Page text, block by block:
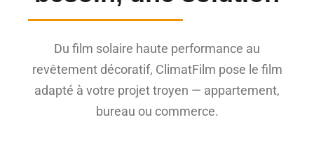
Du film solaire haute performance au
revêtement décoratif, ClimatFilm pose le film
adapté à votre projet troyen — appartement,
bureau ou commerce.